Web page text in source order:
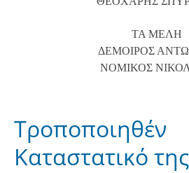
ΤΑ ΜΕΛΗ
ΔΕΜΟΙΡΟΣ
ΝΟΜΙΚΟΣ
Τροποποιηθέν
Καταστατικό